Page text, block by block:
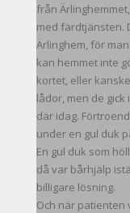
från
med färdtjänsten.
Ärlinghem, för
kan hemmet inte
kortet, eller
lådor, men de
där idag.
under en gul duk
En gul duk som
då var bårhjälp
billigare lösning.
Och när patienten